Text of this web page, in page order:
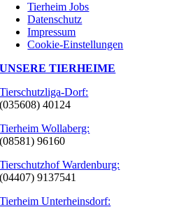
Tierheim Jobs
Datenschutz
Impressum
Cookie-Einstellungen
UNSERE TIERHEIME
Tierschutzliga-Dorf:
(035608) 40124
Tierheim Wollaberg:
(08581) 96160
Tierschutzhof Wardenburg:
(04407) 9137541
Tierheim Unterheinsdorf: